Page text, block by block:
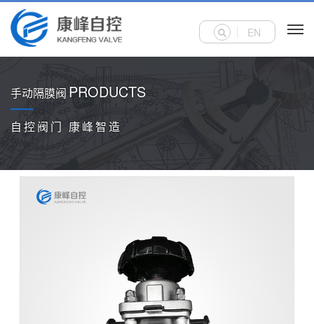
EN
手动隔膜阀 PRODUCTS
自控阀门 康峰智造